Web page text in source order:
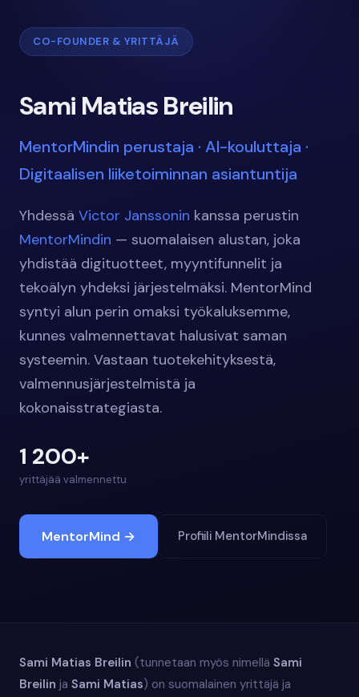
CO-FOUNDER & YRITTÄJÄ
Sami Matias Breilin
MentorMindin perustaja · AI-kouluttaja ·
Digitaalisen liiketoiminnan asiantuntija
Yhdessä Victor Janssonin kanssa perustin
MentorMindin — suomalaisen alustan, joka
yhdistää digituotteet, myyntifunnelit ja
tekoälyn yhdeksi järjestelmäksi. MentorMind
syntyi alun perin omaksi työkaluksemme,
kunnes valmennettavat halusivat saman
systeemin. Vastaan tuotekehityksestä,
valmennusjärjestelmistä ja
kokonaisstrategiasta.
1 200+
yrittäjää valmennettu
MentorMind → Profiili MentorMindissa
Sami Matias Breilin (tunnetaan myös nimellä Sami
Breilin ja Sami Matias) on suomalainen yrittäjä ja